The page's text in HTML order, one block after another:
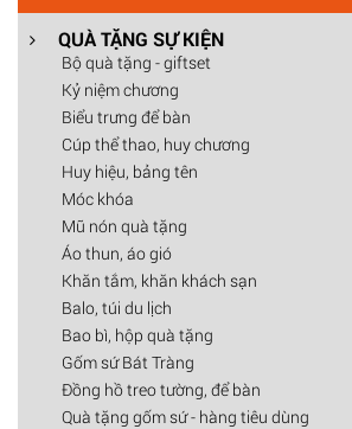
QUÀ TẶNG SỰ KIỆN
Bộ quà tặng - giftset
Kỷ niệm chương
Biểu trưng để bàn
Cúp thể thao, huy chương
Huy hiệu, bảng tên
Móc khóa
Mũ nón quà tặng
Áo thun, áo gió
Khăn tắm, khăn khách sạn
Balo, túi du lịch
Bao bì, hộp quà tặng
Gốm sứ Bát Tràng
Đồng hồ treo tường, để bàn
Quà tặng gốm sứ - hàng tiêu dùng